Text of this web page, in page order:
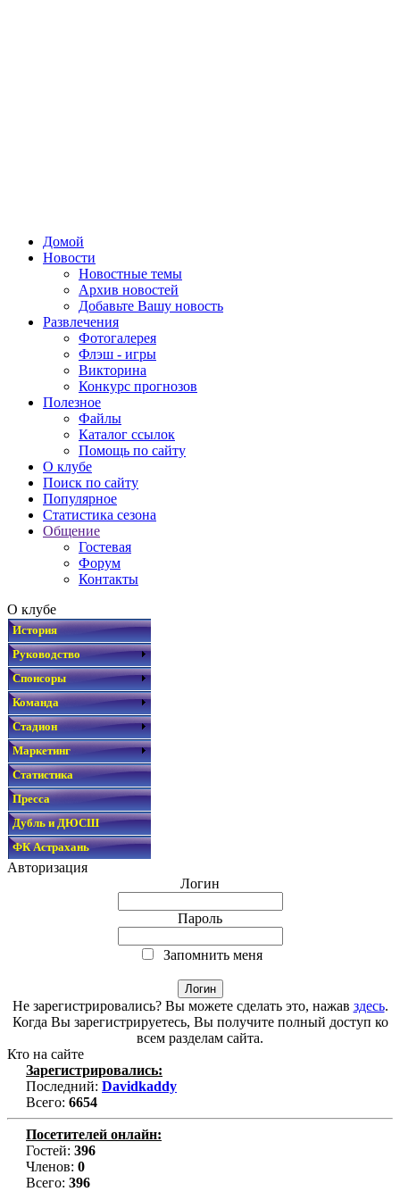
Домой
Новости
Новостные темы
Архив новостей
Добавьте Вашу новость
Развлечения
Фотогалерея
Флэш - игры
Викторина
Конкурс прогнозов
Полезное
Файлы
Каталог ссылок
Помощь по сайту
О клубе
Поиск по сайту
Популярное
Статистика сезона
Общение
Гостевая
Форум
Контакты
О клубе
История
Руководство
Спонсоры
Команда
Стадион
Маркетинг
Статистика
Пресса
Дубль и ДЮСШ
ФК Астрахань
Авторизация
Логин
Пароль
Запомнить меня
Не зарегистрировались? Вы можете сделать это, нажав здесь.
Когда Вы зарегистрируетесь, Вы получите полный доступ ко
всем разделам сайта.
Кто на сайте
Зарегистрировались:
Последний: Davidkaddy
Всего: 6654
Посетителей онлайн:
Гостей: 396
Членов: 0
Всего: 396